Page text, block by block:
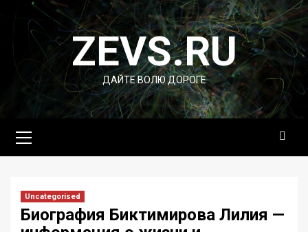
Перейти
содержимомуZEVS.RU
ДАЙТЕ ВОЛЮ ДОРОГЕ
меню
Uncategorised
Биография Биктимирова Лилия —